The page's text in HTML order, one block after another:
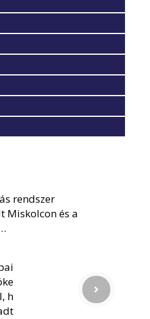
rendszer
Miskolcon és a
h